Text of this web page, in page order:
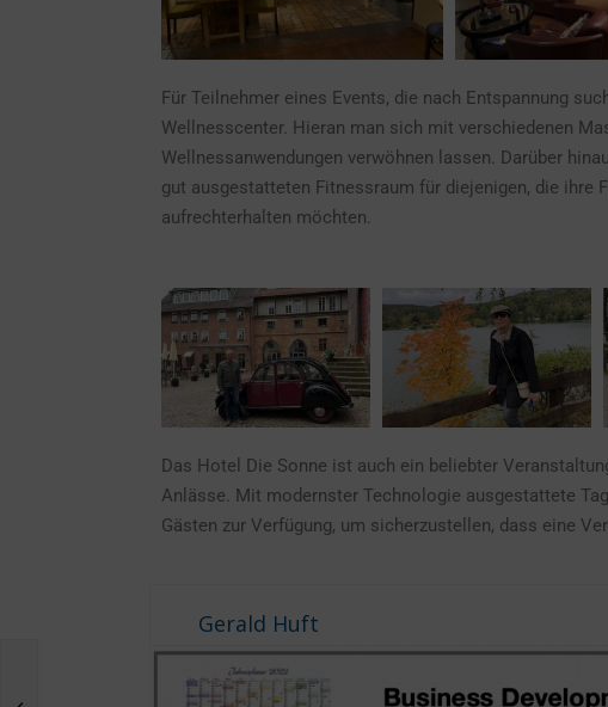
Für Teilnehmer eines Events, die nach Entspannung
Wellnesscenter. Hieran man sich mit verschiedenen
Wellnessanwendungen verwöhnen lassen. Darüber
gut ausgestatteten Fitnessraum für diejenigen, die ihre
aufrechterhalten möchten.
Das Hotel Die Sonne ist auch ein beliebter
Anlässe. Mit modernster Technologie ausgestattete
Gästen zur Verfügung, um sicherzustellen, dass eine
Gerald Huft